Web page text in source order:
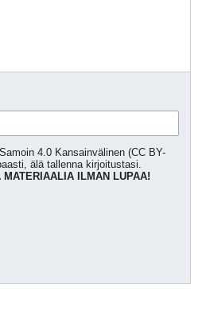
4.0 Kansainvälinen (CC BY-
älä tallenna kirjoitustasi.
ILMAN LUPAA!